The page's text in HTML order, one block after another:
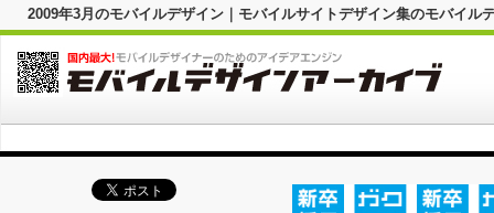
2009年3月のモバイルデザイン｜モバイルサイトデザイン集のモバイ